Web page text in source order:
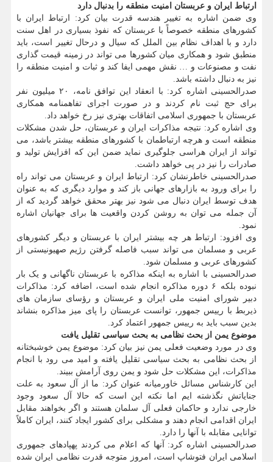
ارتباط ایران و عربستان امنیت منطقه را بدنبال دارد
وی ضمن اشاره به تغییر هندسه قدرت بیان کرد: ارتباط ایران با
کشورهای منطقه خصوصاً با عربستان که نفوذ بسیاری در اهل سنت
دارد و با اهداف نظام بین الملل که سیال و درحال تغییر است، باید
منطبق شود و همکاری میان کشورها می تواند در زمینه قیمت گذاری
نفت و مصنوعات و … نقش مهمی ایفا کند و ثبات و امنیت منطقه را
نیز به دنبال داشته باشد.
صدرالحسینی اشاره کرد: با انعقاد این توافق نامه، ۲۰ میلیون نفر
برای حج ثبت نام کردند و در صورت اجرای تفاهمنامه همکاری
عربستان با جمهوری اسلامی اتفاقات بهتری نیز رخ خواهد داد.
وی اشاره کرد: نتیجه مذاکرات ایران و عربستان، حل شدن مشکلات
منطقه است و هرچه ارتباطمان با کشورهای منطقه بیشتر باشد، می
تواند از ایران هراسی جلوگیری نماید ضمن این که افزایش تولید و
صادرات را نیز در پی خواهد داشت.
صدرالحسینی خاطرنشان کرد: ارتباط ایران و عربستان می تواند راه
را برای ورود به بازارهای جهانی باز کند و موارد دیگری که به عنوان
هدف توسط ایران دنبال می شود نیز بهتر محقق خواهد گردید که از
آن جمله می توان به روشن کردن واقعیت ها برای جهانیان اشاره
نمود.
وی افزود: ارتباط هر چه بیشتر ایران با عربستان و دیگر کشورهای
عربی و مسلمان می تواند سبب فاصله گرفتن رژیم صهیونیستی از
کشورهای عربی و مسلمان شود.
صدرالحسینی با اشاره به اینکه مذاکره با عربستان ناگهانی و یک بار
نبوده بلکه ۶ دوره مذاکره انجام شده است، اضافه کرد: مذاکرات
دبیر شورای امنیت ملی ایران و عربستان و رؤسای سازمان های
ذیربط با رییس جمهور، توانست عربستان را پای میز مذاکره بنشاند
بدین سبب باید به رییس جمهور اعتماد کرد.
موضوع یمن از بحث نظامی به بحث سیاسی تقلیل یافت
وی در مورد وضعیت فعلی یمن نیز بیان کرد: موضوع یمن خوشبختانه
از بحث نظامی به بحث سیاسی تقلیل یافته و امید می رود با انجام
مذاکرات، این مشکلات حل شود و یمن روی آرامش ببیند.
این کارشناس مسائل خاورمیانه عنوان کرد: ما از آل سعود به علت
جنایاتش نگذشته ایم اما نکته این است که حالا آل سعود وجود
خارجی ندارد و حاکمان فعلی آل سلمان هستند و اگر بخواهند مقابل
ایران اقدامی انجام دهند و مشکلی برای کشور ایجاد کنند، ایران کاملاً
توانایی مقابله با آنها را دارد.
صدرالحسینی اشاره کرد: آنها که اعلام می کردند پهپادهای جمهوری
اسلامی ایران فتوشاپ است، امروز متوجه قدرت نظامی ایران شده